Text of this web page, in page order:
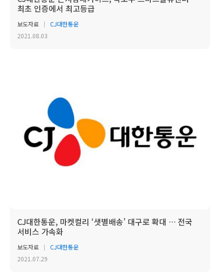
최초 인증에서 최고등급
보도자료
CJ대한통운
2021.08.03
CJ대한통운, 마켓컬리 ‘샛별배송’ 대구로 확대 … 전국
서비스 가속화
보도자료
CJ대한통운
2021.07.29